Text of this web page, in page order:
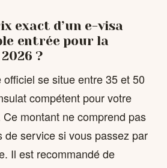
exact d’un e-visa
entrée pour la
?
se situe entre 35 et 50
compétent pour votre
montant ne comprend pas
de service si vous passez par
Il est recommandé de